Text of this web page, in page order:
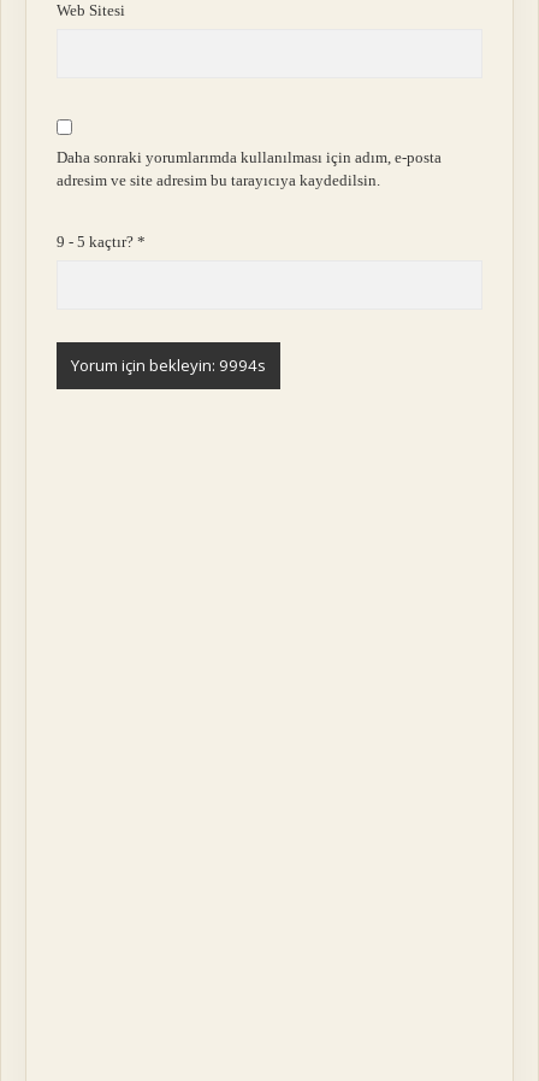
Web Sitesi
Daha sonraki yorumlarımda kullanılması için adım, e-posta
adresim ve site adresim bu tarayıcıya kaydedilsin.
9 - 5 kaçtır?*